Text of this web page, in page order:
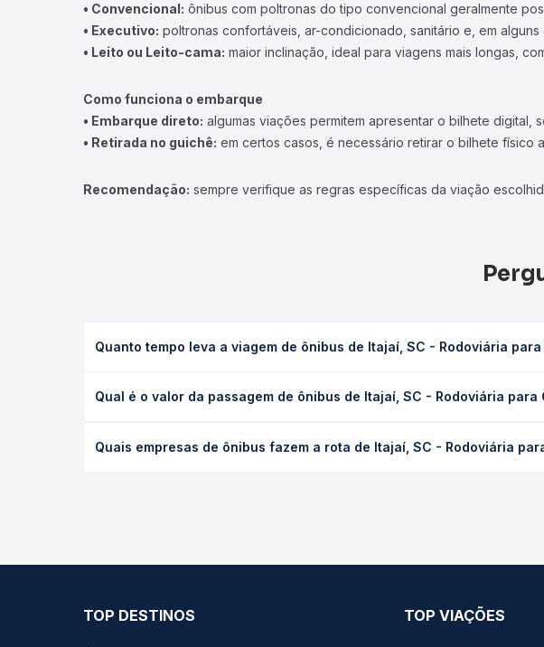
• Convencional: ônibus com poltronas do tipo convencional geralmente
• Executivo: poltronas confortáveis, ar-condicionado, sanitário e, em alguns
• Leito ou Leito-cama: maior inclinação, ideal para viagens mais longas,
Como funciona o embarque
• Embarque direto: algumas viações permitem apresentar o bilhete digital,
• Retirada no guichê: em certos casos, é necessário retirar o bilhete físico
Recomendação: sempre verifique as regras específicas da viação
Quanto tempo leva a viagem de ônibus de Itajaí, SC - Rodoviária para
executivo ou leito) e as condições de tráfego. Na Quero Passagem você
Qual é o valor da passagem de ônibus de Itajaí, SC - Rodoviária para
poltrona e a antecedência da compra. Na Quero Passagem você
Quais empresas de ônibus fazem a rota de Itajaí, SC - Rodoviária
TOP DESTINOS TOP VIAÇÕES